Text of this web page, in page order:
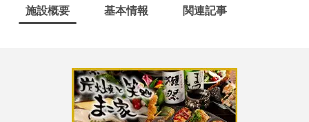
施設概要 基本情報 関連記事